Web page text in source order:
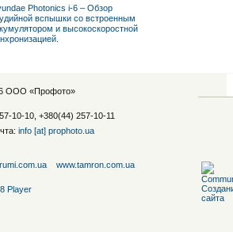
Photonics i-6 – Обзор
вспышки со встроенным
и высокоскоростной
ООО «Профото»
10-10, +380(44) 257-10-11
info [at] prophoto.ua
www.tamron.com.ua
Player